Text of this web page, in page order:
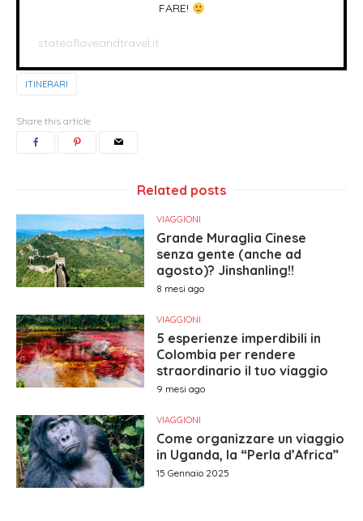
FARE!
stateofloveandtravel.it
ITINERARI
Share this article
Related posts
VIAGGIONI
Grande Muraglia Cinese
senza gente (anche ad
agosto)? Jinshanling!!
8 mesi ago
VIAGGIONI
5 esperienze imperdibili in
Colombia per rendere
straordinario il tuo viaggio
9 mesi ago
VIAGGIONI
Come organizzare un viaggio
in Uganda, la “Perla d’Africa”
15 Gennaio 2025